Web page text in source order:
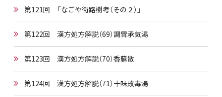
第121回 「なごや街路樹考（その２）」
第122回 漢方処方解説（69）調胃承気湯
第123回 漢方処方解説（70）香蘇散
第124回 漢方処方解説（71）十味敗毒湯